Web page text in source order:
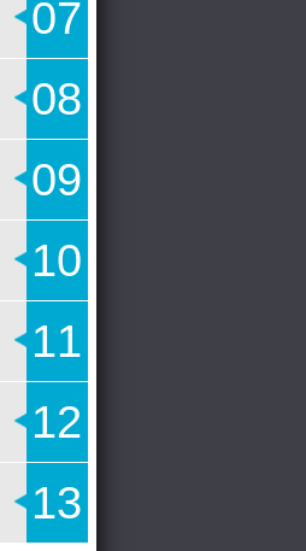
07
08
09
10
11
12
13